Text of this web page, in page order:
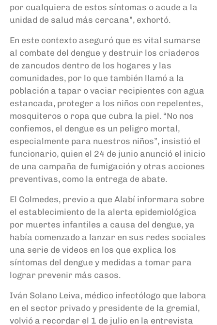
por cualquiera de estos síntomas o acude a la
unidad de salud más cercana”, exhortó.
En este contexto aseguró que es vital sumarse
al combate del dengue y destruir los criaderos
de zancudos dentro de los hogares y las
comunidades, por lo que también llamó a la
población a tapar o vaciar recipientes con agua
estancada, proteger a los niños con repelentes,
mosquiteros o ropa que cubra la piel. “No nos
confiemos, el dengue es un peligro mortal,
especialmente para nuestros niños”, insistió el
funcionario, quien el 24 de junio anunció el inicio
de una campaña de fumigación y otras acciones
preventivas, como la entrega de abate.
El Colmedes, previo a que Alabí informara sobre
el establecimiento de la alerta epidemiológica
por muertes infantiles a causa del dengue, ya
había comenzado a lanzar en sus redes sociales
una serie de videos en los que explica los
síntomas del dengue y medidas a tomar para
lograr prevenir más casos.
Iván Solano Leiva, médico infectólogo que labora
en el sector privado y presidente de la gremial,
volvió a recordar el 1 de julio en la entrevista